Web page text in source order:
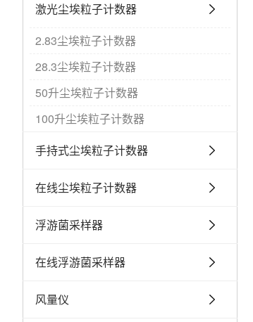
激光尘埃粒子计数器
2.83尘埃粒子计数器
28.3尘埃粒子计数器
50升尘埃粒子计数器
100升尘埃粒子计数器
手持式尘埃粒子计数器
在线尘埃粒子计数器
浮游菌采样器
在线浮游菌采样器
风量仪